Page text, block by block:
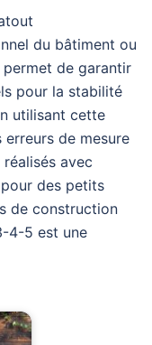
du bâtiment ou
de garantir
pour la stabilité
utilisant cette
erreurs de mesure
avec
des petits
de construction
4-5 est une